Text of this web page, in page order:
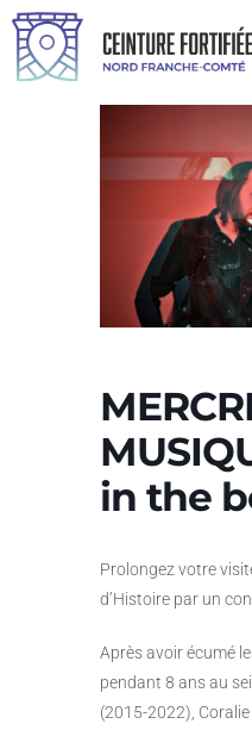
in the
Prolongez votre
d’Histoire par un
Après avoir écumé
pendant 8 ans au
(2015-2022),